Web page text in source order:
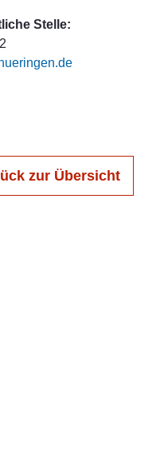
Stelle:
zur Übersicht